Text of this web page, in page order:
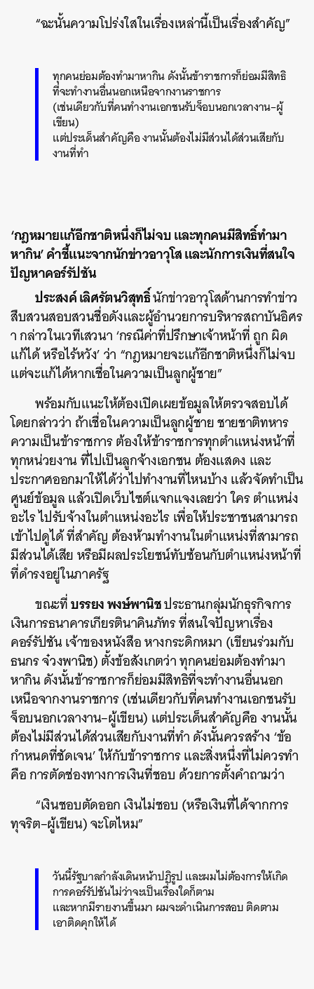
“ฉะนั้นความโปร่งใสในเรื่องเหล่านี้เป็นเรื่องสำคัญ”
ทุกคนย่อมต้องทำมาหากิน ดังนั้นข้าราชการก็ย่อมมีสิทธิ
ที่จะทำงานอื่นนอกเหนือจากงานราชการ
(เช่นเดียวกับที่คนทำงานเอกชนรับจ็อบนอกเวลางาน–ผู้
เขียน)
แต่ประเด็นสำคัญคือ งานนั้นต้องไม่มีส่วนได้ส่วนเสียกับ
งานที่ทำ
‘กฎหมายแก้อีกชาติหนึ่งก็ไม่จบ และทุกคนมีสิทธิ์ทำมา
หากิน’ คำชี้แนะจากนักข่าวอาวุโส และนักการเงินที่สนใจ
ปัญหาคอร์รัปชัน
ประสงค์ เลิศรัตนวิสุทธิ์นักข่าวอาวุโสด้านการทำข่าว
สืบสวนสอบสวนชื่อดังและผู้อำนวยการบริหารสถาบันอิศร
า กล่าวในเวทีเสวนา ‘กรณีค่าที่ปรึกษาเจ้าหน้าที่ ถูก ผิด
แก้ได้ หรือไร้หวัง’ ว่า “กฎหมายจะแก้อีกชาติหนึ่งก็ไม่จบ
แต่จะแก้ได้หากเชื่อในความเป็นลูกผู้ชาย”
พร้อมกับแนะให้ต้องเปิดเผยข้อมูลให้ตรวจสอบได้
โดยกล่าวว่า ถ้าเชื่อในความเป็นลูกผู้ชาย ชายชาติทหาร
ความเป็นข้าราชการ ต้องให้ข้าราชการทุกตำแหน่งหน้าที่
ทุกหน่วยงาน ที่ไปเป็นลูกจ้างเอกชน ต้องแสดง และ
ประกาศออกมาให้ได้ว่าไปทำงานที่ไหนบ้าง แล้วจัดทำเป็น
ศูนย์ข้อมูล แล้วเปิดเว็บไซต์แจกแจงเลยว่า ใคร ตำแหน่ง
อะไร ไปรับจ้างในตำแหน่งอะไร เพื่อให้ประชาชนสามารถ
เข้าไปดูได้ ที่สำคัญ ต้องห้ามทำงานในตำแหน่งที่สามารถ
มีส่วนได้เสีย หรือมีผลประโยชน์ทับซ้อนกับตำแหน่งหน้าที่
ที่ดำรงอยู่ในภาครัฐ
ขณะที่บรรยง พงษ์พานิชประธานกลุ่มนักธุรกิจการ
เงินการธนาคารเกียรตินาคินภัทร ที่สนใจปัญหาเรื่อง
คอร์รัปชัน เจ้าของหนังสือ หางกระดิกหมา (เขียนร่วมกับ
ธนกร จ๋วงพานิช) ตั้งข้อสังเกตว่า ทุกคนย่อมต้องทำมา
หากิน ดังนั้นข้าราชการก็ย่อมมีสิทธิที่จะทำงานอื่นนอก
เหนือจากงานราชการ (เช่นเดียวกับที่คนทำงานเอกชนรับ
จ็อบนอกเวลางาน–ผู้เขียน) แต่ประเด็นสำคัญคือ งานนั้น
ต้องไม่มีส่วนได้ส่วนเสียกับงานที่ทำ ดังนั้นควรสร้าง ‘ข้อ
กำหนดที่ชัดเจน’ ให้กับข้าราชการ และสิ่งหนึ่งที่ไม่ควรทำ
คือ การตัดช่องทางการเงินที่ชอบ ด้วยการตั้งคำถามว่า
“เงินชอบตัดออก เงินไม่ชอบ (หรือเงินที่ได้จากการ
ทุจริต–ผู้เขียน) จะโตไหม”
วันนี้รัฐบาลกำลังเดินหน้าปฏิรูป และผมไม่ต้องการให้เกิด
การคอร์รัปชันไม่ว่าจะเป็นเรื่องใดก็ตาม
และหากมีรายงานขึ้นมา ผมจะดำเนินการสอบ ติดตาม
เอาติดคุกให้ได้